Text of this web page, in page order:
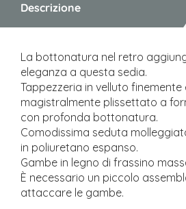
Descrizione
La bottonatura nel retro
eleganza a questa sedia.
Tappezzeria in velluto
magistralmente plissettato a
con profonda bottonatura.
Comodissima seduta
in poliuretano espanso.
Gambe in legno di frassino
È necessario un piccolo
attaccare le gambe.